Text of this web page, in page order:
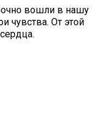
вошли в нашу
чувства. От этой